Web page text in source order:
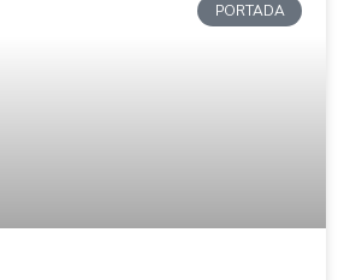
PORTADA